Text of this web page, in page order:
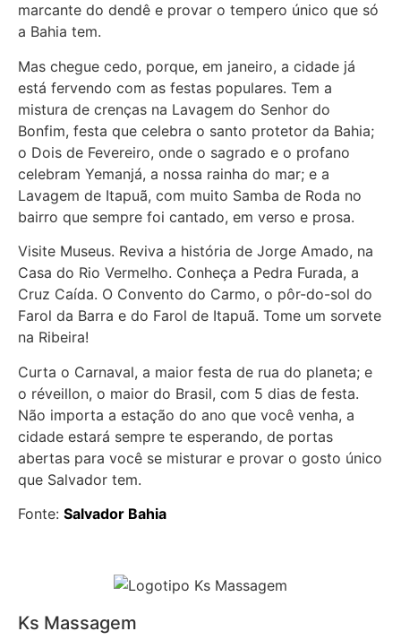
marcante do dendê e provar o tempero único que só
a Bahia tem.
Mas chegue cedo, porque, em janeiro, a cidade já
está fervendo com as festas populares. Tem a
mistura de crenças na Lavagem do Senhor do
Bonfim, festa que celebra o santo protetor da Bahia;
o Dois de Fevereiro, onde o sagrado e o profano
celebram Yemanjá, a nossa rainha do mar; e a
Lavagem de Itapuã, com muito Samba de Roda no
bairro que sempre foi cantado, em verso e prosa.
Visite Museus. Reviva a história de Jorge Amado, na
Casa do Rio Vermelho. Conheça a Pedra Furada, a
Cruz Caída. O Convento do Carmo, o pôr-do-sol do
Farol da Barra e do Farol de Itapuã. Tome um sorvete
na Ribeira!
Curta o Carnaval, a maior festa de rua do planeta; e
o réveillon, o maior do Brasil, com 5 dias de festa.
Não importa a estação do ano que você venha, a
cidade estará sempre te esperando, de portas
abertas para você se misturar e provar o gosto único
que Salvador tem.
Fonte: Salvador Bahia
Ks Massagem